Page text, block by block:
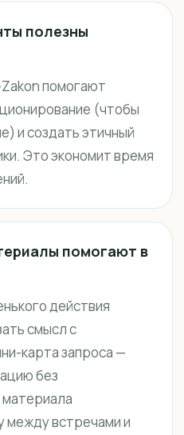
полезны
помогают
(чтобы
и создать этичный
Это экономит время
помогают в
действия
смысл с
карта запроса —
без
встречами и